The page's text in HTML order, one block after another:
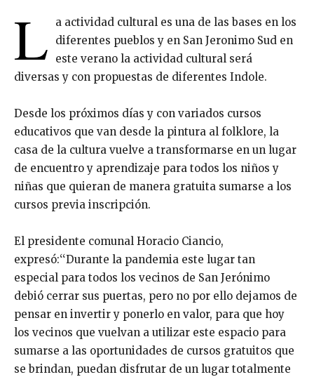
L
a actividad cultural es una de las bases en los
diferentes pueblos y en San Jeronimo Sud en
este verano la actividad cultural será
diversas y con propuestas de diferentes Indole.
Desde los próximos días y con variados cursos
educativos que van desde la pintura al folklore, la
casa de la cultura vuelve a transformarse en un lugar
de encuentro y aprendizaje para todos los niños y
niñas que quieran de manera gratuita sumarse a los
cursos previa inscripción.
El presidente comunal Horacio Ciancio,
expresó:‘‘Durante la pandemia este lugar tan
especial para todos los vecinos de San Jerónimo
debió cerrar sus puertas, pero no por ello dejamos de
pensar en invertir y ponerlo en valor, para que hoy
los vecinos que vuelvan a utilizar este espacio para
sumarse a las oportunidades de cursos gratuitos que
se brindan, puedan disfrutar de un lugar totalmente